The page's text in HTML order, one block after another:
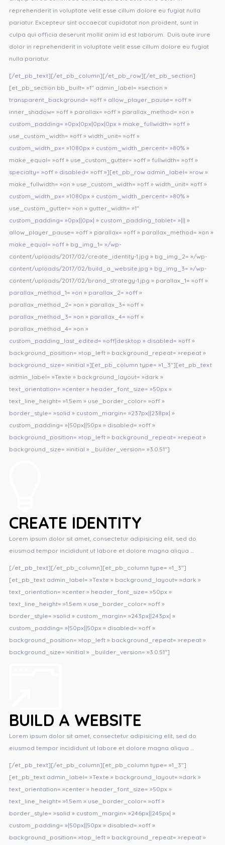
reprehenderit in voluptate velit esse cillum dolore eu fugiat nulla
pariatur. Excepteur sint occaecat cupidatat non proident, sunt in
culpa qui officia deserunt mollit anim id est laborum. Duis aute irure
dolor in reprehenderit in voluptate velit esse cillum dolore eu fugiat
nulla pariatur.
[/et_pb_text][/et_pb_column][/et_pb_row][/et_pb_section]
[et_pb_section bb_built= »1″ admin_label= »section »
transparent_background= »off » allow_player_pause= »off »
inner_shadow= »off » parallax= »off » parallax_method= »on »
custom_padding= »0px|0px|0px|0px » make_fullwidth= »off »
use_custom_width= »off » width_unit= »off »
custom_width_px= »1080px » custom_width_percent= »80% »
make_equal= »off » use_custom_gutter= »off » fullwidth= »off »
specialty= »off » disabled= »off »][et_pb_row admin_label= »row »
make_fullwidth= »on » use_custom_width= »off » width_unit= »off »
custom_width_px= »1080px » custom_width_percent= »80% »
use_custom_gutter= »on » gutter_width= »1″
custom_padding= »0px||0px| » custom_padding_tablet= »||| »
allow_player_pause= »off » parallax= »off » parallax_method= »on »
make_equal= »off » bg_img_1= »/wp-
content/uploads/2017/02/create_identity-1.jpg » bg_img_2= »/wp-
content/uploads/2017/02/build_a_website.jpg » bg_img_3= »/wp-
content/uploads/2017/02/brand_strategy-1.jpg » parallax_1= »off »
parallax_method_1= »on » parallax_2= »off »
parallax_method_2= »on » parallax_3= »off »
parallax_method_3= »on » parallax_4= »off »
parallax_method_4= »on »
custom_padding_last_edited= »off|desktop » disabled= »off »
background_position= »top_left » background_repeat= »repeat »
background_size= »initial »][et_pb_column type= »1_3″][et_pb_text
admin_label= »Texte » background_layout= »dark »
text_orientation= »center » header_font_size= »50px »
text_line_height= »1.5em » use_border_color= »off »
border_style= »solid » custom_margin= »237px||238px| »
custom_padding= »|50px||50px » disabled= »off »
background_position= »top_left » background_repeat= »repeat »
background_size= »initial » _builder_version= »3.0.51″]
CREATE IDENTITY
Lorem ipsum dolor sit amet, consectetur adipisicing elit, sed do
eiusmod tempor incididunt ut labore et dolore magna aliqua …
[/et_pb_text][/et_pb_column][et_pb_column type= »1_3″]
[et_pb_text admin_label= »Texte » background_layout= »dark »
text_orientation= »center » header_font_size= »50px »
text_line_height= »1.5em » use_border_color= »off »
border_style= »solid » custom_margin= »243px||243px| »
custom_padding= »|50px||50px » disabled= »off »
background_position= »top_left » background_repeat= »repeat »
background_size= »initial » _builder_version= »3.0.51″]
BUILD A WEBSITE
Lorem ipsum dolor sit amet, consectetur adipisicing elit, sed do
eiusmod tempor incididunt ut labore et dolore magna aliqua …
[/et_pb_text][/et_pb_column][et_pb_column type= »1_3″]
[et_pb_text admin_label= »Texte » background_layout= »dark »
text_orientation= »center » header_font_size= »50px »
text_line_height= »1.5em » use_border_color= »off »
border_style= »solid » custom_margin= »246px||245px| »
custom_padding= »|50px||50px » disabled= »off »
background_position= »top_left » background_repeat= »repeat »